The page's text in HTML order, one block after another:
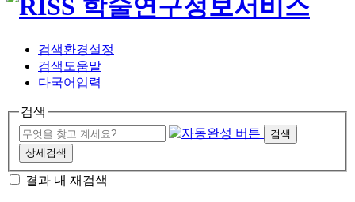
검색환경설정
검색도움말
다국어입력
검색
검색
상세검색
결과 내 재검색